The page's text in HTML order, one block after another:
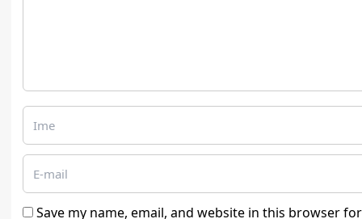
Save my name, email, and website in this browser for